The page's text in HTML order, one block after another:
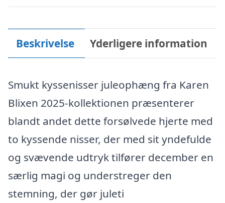
Beskrivelse Yderligere information
Smukt kyssenisser juleophæng fra Karen
Blixen 2025-kollektionen præsenterer
blandt andet dette forsølvede hjerte med
to kyssende nisser, der med sit yndefulde
og svævende udtryk tilfører december en
særlig magi og understreger den
stemning, der gør juleti